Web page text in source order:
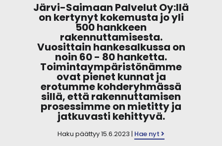
Järvi-Saimaan Palvelut Oy:llä
on kertynyt kokemusta jo yli
500 hankkeen
rakennuttamisesta.
Vuosittain hankesalkussa on
noin 60 - 80 hanketta.
Toimintaympäristönämme
ovat pienet kunnat ja
erotumme kohderyhmässä
sillä, että rakennuttamisen
prosessimme on mietitty ja
jatkuvasti kehittyvä.
Haku päättyy 15.6.2023 | Hae nyt